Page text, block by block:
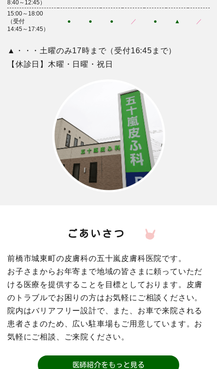
8:40～12:45）
15:00～18:00
（受付
14:45～17:45）
● ● ● ／ ● ▲ ／
▲・・・土曜のみ17時まで（受付16:45まで）
【休診日】木曜・日曜・祝日
ごあいさつ
前橋市城東町の皮膚科の五十嵐皮膚科医院です。
お子さまからお年寄まで地域の皆さまに頼っていただ
ける医療を提供することを目標としております。皮膚
のトラブルでお困りの方はお気軽にご相談ください。
院内はバリアフリー設計で、また、お車で来院される
患者さまのため、広い駐車場もご用意しています。お
気軽にご相談、ご来院ください。
医師紹介をもっと見る